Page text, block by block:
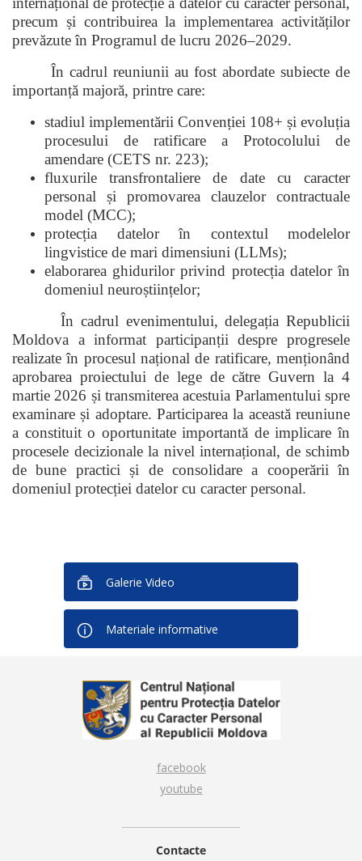
precum și contribuirea la implementarea activităților
prevăzute în Programul de lucru 2026–2029.
În cadrul reuniunii au fost abordate subiecte de
importanță majoră, printre care:
stadiul implementării Convenției 108+ și evoluția
procesului de ratificare a Protocolului de
amendare (CETS nr. 223);
fluxurile transfrontaliere de date cu caracter
personal și promovarea clauzelor contractuale
model (MCC);
protecția datelor în contextul modelelor
lingvistice de mari dimensiuni (LLMs);
elaborarea ghidurilor privind protecția datelor în
domeniul neuroștiințelor;
În cadrul evenimentului, delegația Republicii
Moldova a informat participanții despre progresele
realizate în procesul național de ratificare, menționând
aprobarea proiectului de lege de către Guvern la 4
martie 2026 și transmiterea acestuia Parlamentului spre
examinare și adoptare. Participarea la această reuniune
a constituit o oportunitate importantă de implicare în
procesele decizionale la nivel internațional, de schimb
de bune practici și de consolidare a cooperării în
domeniul protecției datelor cu caracter personal.
Galerie Video
Materiale informative
facebook
youtube
Contacte